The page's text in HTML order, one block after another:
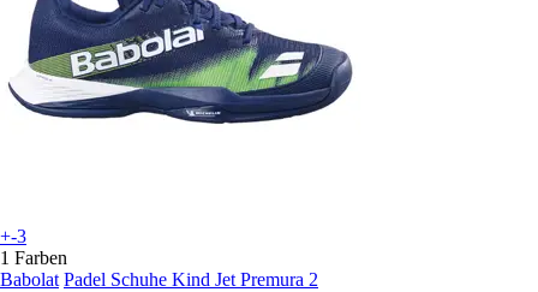
+-3
1 Farben
Babolat Padel Schuhe Kind Jet Premura 2